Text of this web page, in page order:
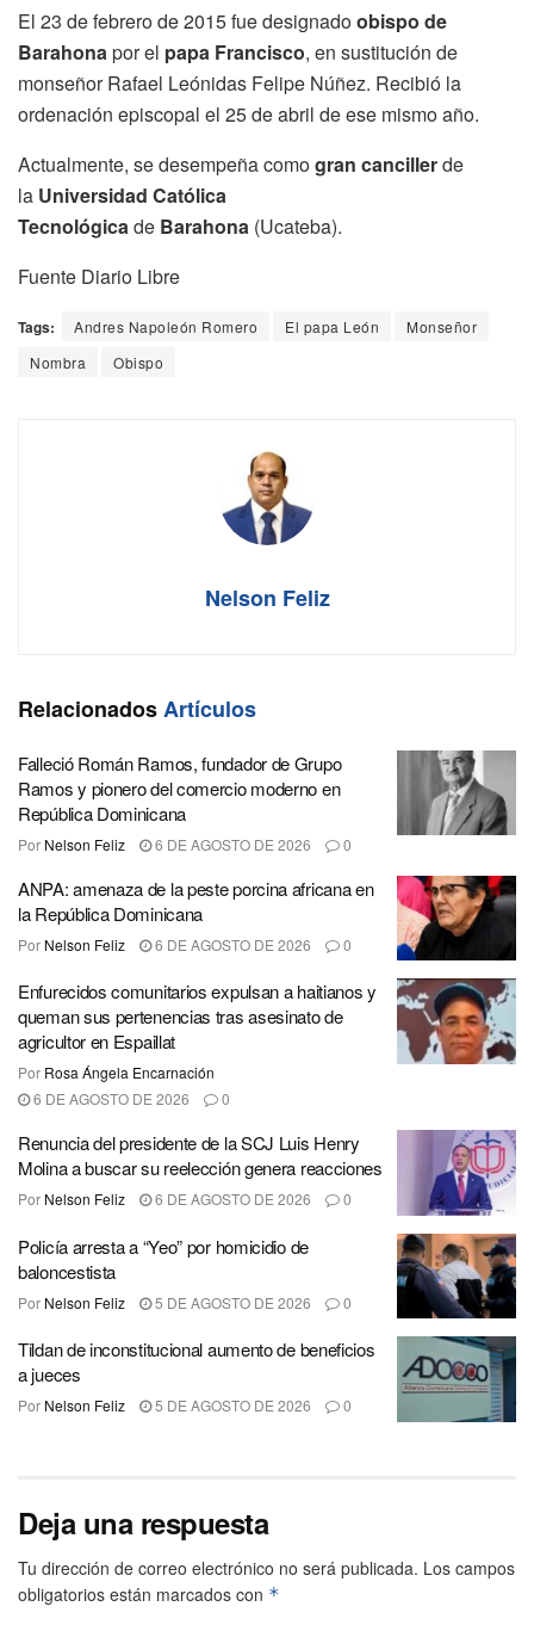
El 23 de febrero de 2015 fue designadoobispo de
Barahonapor el papa Francisco, en sustitución de
monseñor Rafael Leónidas Felipe Núñez. Recibió la
ordenación episcopal el 25 de abril de ese mismo año.
Actualmente, se desempeña comogran cancillerde
la Universidad Católica
Tecnológicade Barahona (Ucateba).
Fuente Diario Libre
Tags: Andres Napoleón Romero El papa León
Monseñor
Nombra
Obispo
Nelson Feliz
RelacionadosArtículos
Falleció Román Ramos, fundador de Grupo
Ramos y pionero del comercio moderno en
República Dominicana
Por Nelson Feliz 6 DE AGOSTO DE 2026 0
ANPA: amenaza de la peste porcina africana en
la República Dominicana
Por Nelson Feliz 6 DE AGOSTO DE 2026 0
Enfurecidos comunitarios expulsan a haitianos y
queman sus pertenencias tras asesinato de
agricultor en Espaillat
Por Rosa Ángela Encarnación
6 DE AGOSTO DE 2026
0
Renuncia del presidente de la SCJ Luis Henry
Molina a buscar su reelección genera reacciones
Por Nelson Feliz 6 DE AGOSTO DE 2026 0
Policía arresta a “Yeo” por homicidio de
baloncestista
Por Nelson Feliz 5 DE AGOSTO DE 2026 0
Tildan de inconstitucional aumento de beneficios
a jueces
Por Nelson Feliz 5 DE AGOSTO DE 2026 0
Deja una respuesta
Tu dirección de correo electrónico no será publicada. Los campos
obligatorios están marcados con *